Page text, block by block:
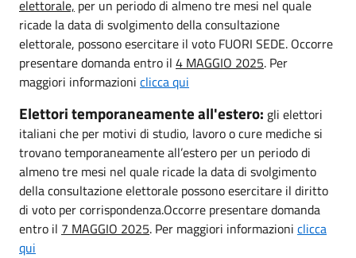
elettorale, per un periodo di almeno tre mesi nel quale
ricade la data di svolgimento della consultazione
elettorale, possono esercitare il voto FUORI SEDE. Occorre
presentare domanda entro il 4 MAGGIO 2025. Per
maggiori informazioni clicca qui
Elettori temporaneamente all'estero: gli elettori
italiani che per motivi di studio, lavoro o cure mediche si
trovano temporaneamente all’estero per un periodo di
almeno tre mesi nel quale ricade la data di svolgimento
della consultazione elettorale possono esercitare il diritto
di voto per corrispondenza.Occorre presentare domanda
entro il 7 MAGGIO 2025. Per maggiori informazioni clicca
qui